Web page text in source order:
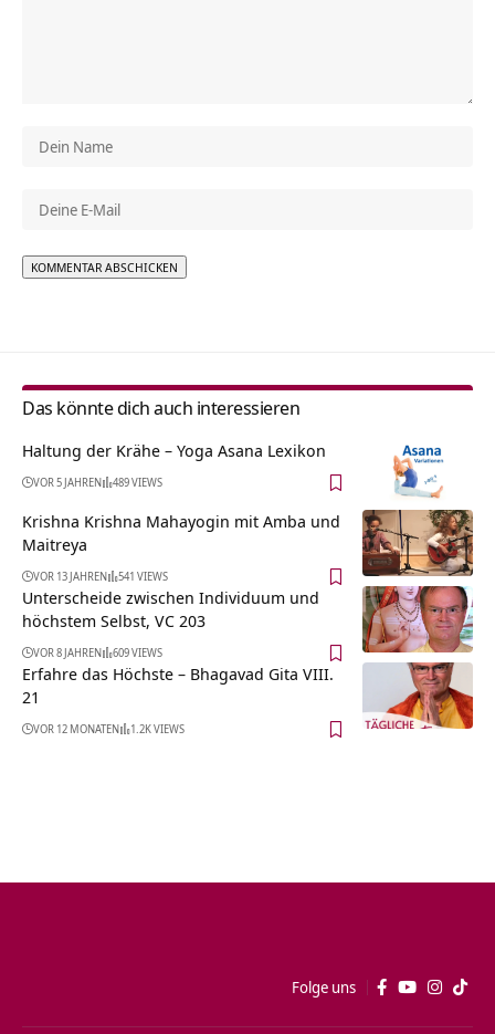
Das könnte dich auch interessieren
Haltung der Krähe – Yoga Asana Lexikon
VOR 5 JAHREN 489 VIEWS
Krishna Krishna Mahayogin mit Amba und
Maitreya
VOR 13 JAHREN 541 VIEWS
Unterscheide zwischen Individuum und
höchstem Selbst, VC 203
VOR 8 JAHREN 609 VIEWS
Erfahre das Höchste – Bhagavad Gita VIII.
21
VOR 12 MONATEN 1.2K VIEWS
Folge uns